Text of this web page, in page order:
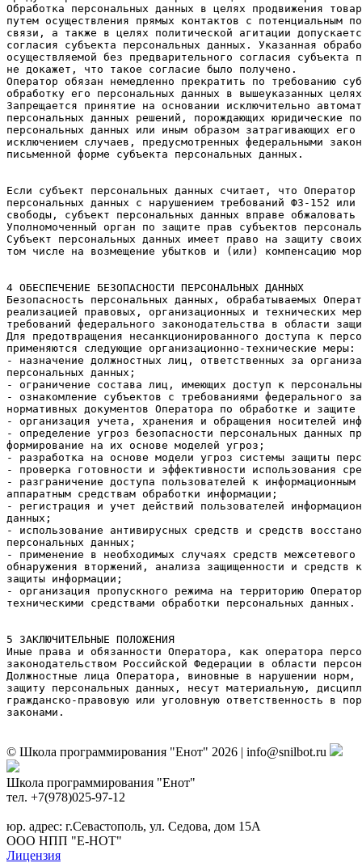
© Школа программирования "Енот" 2026 | info@snilbot.ru
Школа программирования "Енот"
тел. +7(978)025-97-12
юр. адрес: г.Севастополь, ул. Седова, дом 15А
ООО НПП "Е-НОТ"
Лицензия